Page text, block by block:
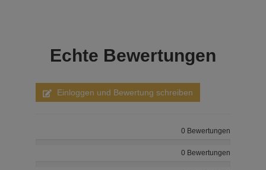
Echte Bewertungen
Einloggen und Bewertung schreiben
0 Bewertungen
0 Bewertungen